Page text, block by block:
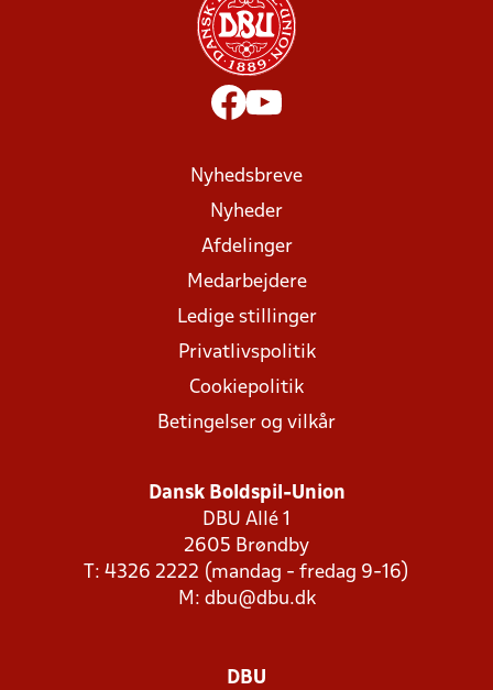
Nyhedsbreve
Nyheder
Afdelinger
Medarbejdere
Ledige stillinger
Privatlivspolitik
Cookiepolitik
Betingelser og vilkår
Dansk Boldspil-Union
DBU Allé 1
2605 Brøndby
T: 4326 2222 (mandag - fredag 9-16)
M: dbu@dbu.dk
DBU